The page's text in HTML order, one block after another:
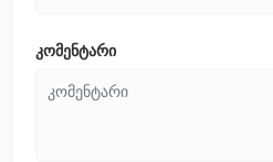
კომენტარი